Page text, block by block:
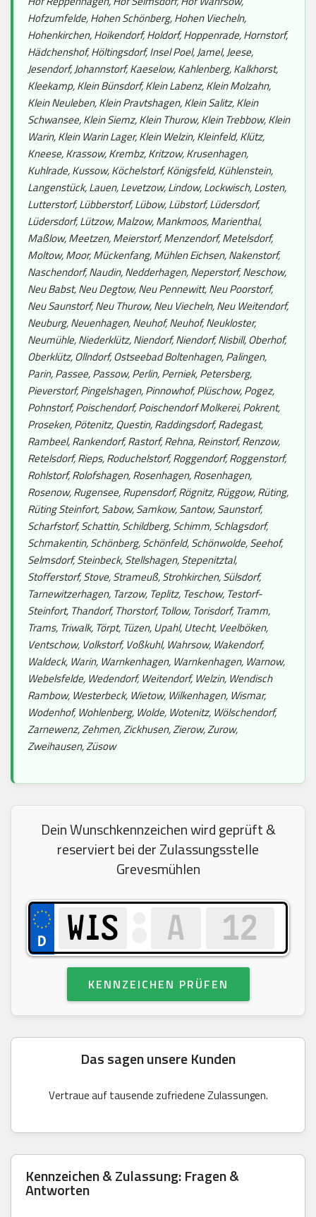
Hofzumfelde, Hohen Schönberg, Hohen Viecheln,
Hohenkirchen, Hoikendorf, Holdorf, Hoppenrade, Hornstorf,
Hädchenshof, Höltingsdorf, Insel Poel, Jamel, Jeese,
Jesendorf, Johannstorf, Kaeselow, Kahlenberg, Kalkhorst,
Kleekamp, Klein Bünsdorf, Klein Labenz, Klein Molzahn,
Klein Neuleben, Klein Pravtshagen, Klein Salitz, Klein
Schwansee, Klein Siemz, Klein Thurow, Klein Trebbow, Klein
Warin, Klein Warin Lager, Klein Welzin, Kleinfeld, Klütz,
Kneese, Krassow, Krembz, Kritzow, Krusenhagen,
Kuhlrade, Kussow, Köchelstorf, Königsfeld, Kühlenstein,
Langenstück, Lauen, Levetzow, Lindow, Lockwisch, Losten,
Lutterstorf, Lübberstorf, Lübow, Lübstorf, Lüdersdorf,
Lüdersdorf, Lützow, Malzow, Mankmoos, Marienthal,
Maßlow, Meetzen, Meierstorf, Menzendorf, Metelsdorf,
Moltow, Moor, Mückenfang, Mühlen Eichsen, Nakenstorf,
Naschendorf, Naudin, Nedderhagen, Neperstorf, Neschow,
Neu Babst, Neu Degtow, Neu Pennewitt, Neu Poorstorf,
Neu Saunstorf, Neu Thurow, Neu Viecheln, Neu Weitendorf,
Neuburg, Neuenhagen, Neuhof, Neuhof, Neukloster,
Neumühle, Niederklütz, Niendorf, Niendorf, Nisbill, Oberhof,
Oberklütz, Ollndorf, Ostseebad Boltenhagen, Palingen,
Parin, Passee, Passow, Perlin, Perniek, Petersberg,
Pieverstorf, Pingelshagen, Pinnowhof, Plüschow, Pogez,
Pohnstorf, Poischendorf, Poischendorf Molkerei, Pokrent,
Proseken, Pötenitz, Questin, Raddingsdorf, Radegast,
Rambeel, Rankendorf, Rastorf, Rehna, Reinstorf, Renzow,
Retelsdorf, Rieps, Roduchelstorf, Roggendorf, Roggenstorf,
Rohlstorf, Rolofshagen, Rosenhagen, Rosenhagen,
Rosenow, Rugensee, Rupensdorf, Rögnitz, Rüggow, Rüting,
Rüting Steinfort, Sabow, Samkow, Santow, Saunstorf,
Scharfstorf, Schattin, Schildberg, Schimm, Schlagsdorf,
Schmakentin, Schönberg, Schönfeld, Schönwolde, Seehof,
Selmsdorf, Steinbeck, Stellshagen, Stepenitztal,
Stofferstorf, Stove, Strameuß, Strohkirchen, Sülsdorf,
Tarnewitzerhagen, Tarzow, Teplitz, Teschow, Testorf-
Steinfort, Thandorf, Thorstorf, Tollow, Torisdorf, Tramm,
Trams, Triwalk, Törpt, Tüzen, Upahl, Utecht, Veelböken,
Ventschow, Volkstorf, Voßkuhl, Wahrsow, Wakendorf,
Waldeck, Warin, Warnkenhagen, Warnkenhagen, Warnow,
Webelsfelde, Wedendorf, Weitendorf, Welzin, Wendisch
Rambow, Westerbeck, Wietow, Wilkenhagen, Wismar,
Wodenhof, Wohlenberg, Wolde, Wotenitz, Wölschendorf,
Zarnewenz, Zehmen, Zickhusen, Zierow, Zurow,
Zweihausen, Züsow
Dein Wunschkennzeichen wird geprüft &
reserviert bei der Zulassungsstelle
Grevesmühlen
KENNZEICHEN PRÜFEN
Das sagen unsere Kunden
Vertraue auf tausende zufriedene Zulassungen.
Kennzeichen & Zulassung: Fragen &
Antworten